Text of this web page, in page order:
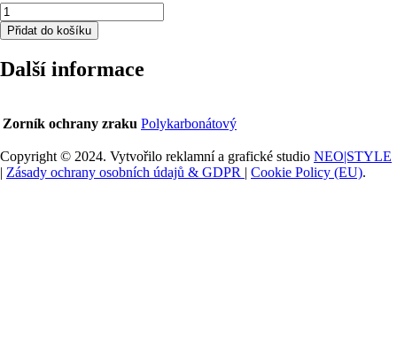
Brýle
ARDON®
V12-
čiré
Přidat do košíku
Další informace
Zorník ochrany zraku Polykarbonátový
Copyright © 2024. Vytvořilo reklamní a grafické studio NEO|STYLE
| Zásady ochrany osobních údajů & GDPR | Cookie Policy (EU).